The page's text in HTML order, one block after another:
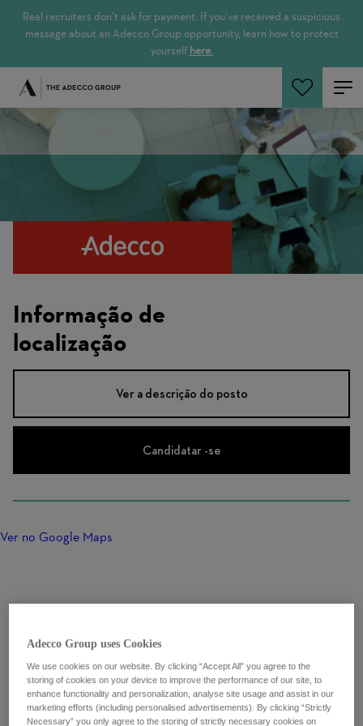
Real recruiters don’t ask for payment. If you’ve received a suspicious
message about an Adecco Group opportunity, learn how to protect
yourself here.
Pesquisar empregos
Informação de
localização
Ver a descrição do posto
Candidatar -se
Ver no Google Maps
Adecco Group uses Cookies
We use cookies on our website. By clicking “Accept All” you agree to the
storing of cookies on your device to improve the performance of our site, to
enhance functionality and personalization, analyse site usage and assist in our
marketing efforts (including personalised advertisements). By clicking “Strictly
Necessary” you only agree to the storing of strictly necessary cookies on